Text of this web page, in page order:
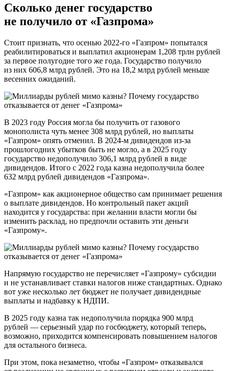
Сколько денег государство
не получило от «Газпрома»
Стоит признать, что осенью 2022-го «Газпром» попытался
реабилитироваться и выплатил акционерам 1,208 трлн рублей
за первое полугодие того же года. Государство получило
из них 606,8 млрд рублей. Это на 18,2 млрд рублей меньше
весенних ожиданий.
В 2023 году Россия могла бы получить от газового
монополиста чуть менее 308 млрд рублей, но выплаты
«Газпром» опять отменил. В 2024-м дивидендов из-за
прошлогодних убытков быть не могло, а в 2025 году
государство недополучило 306,1 млрд рублей в виде
дивидендов. Итого с 2022 года казна недополучила более
632 млрд рублей дивидендов «Газпрома».
«Газпром» как акционерное общество сам принимает решения
о выплате дивидендов. Но контрольный пакет акций
находится у государства: при желании власти могли бы
изменить расклад, но предпочли оставить эти деньги
«Газпрому».
Напрямую государство не перечисляет «Газпрому» субсидии
и не устанавливает ставки налогов ниже стандартных. Однако
вот уже несколько лет бюджет не получает дивидендные
выплаты и надбавку к НДПИ.
В 2025 году казна так недополучила порядка 900 млрд
рублей — серьезный удар по госбюджету, который теперь,
возможно, приходится компенсировать повышением налогов
для остального бизнеса.
При этом, пока незаметно, чтобы «Газпром» отказывался